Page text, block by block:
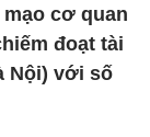
cơ quan
đoạt tài
Nội) với số